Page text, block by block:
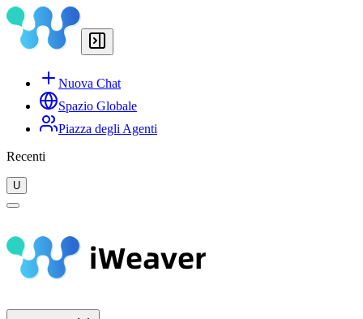
Nuova Chat
Spazio Globale
Piazza degli Agenti
Recenti
U